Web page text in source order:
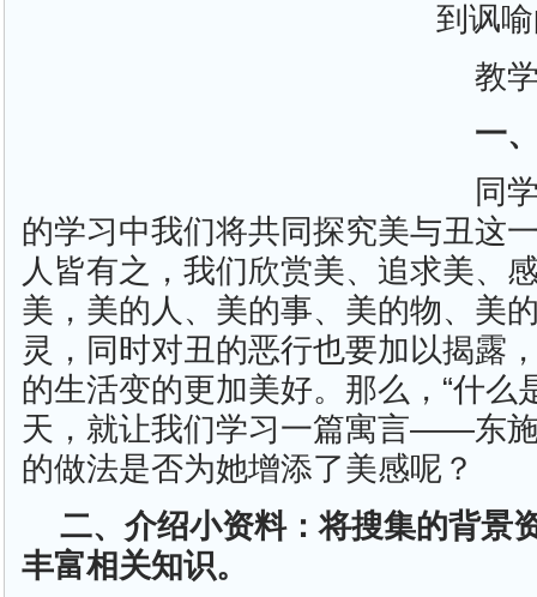
到讽
教
一
同
的学习中我们将共同探究美与丑这
人皆有之，我们欣赏美、追求美、
美，美的人、美的事、美的物、美
灵，同时对丑的恶行也要加以揭露
的生活变的更加美好。那么，“什么
天，就让我们学习一篇寓言——东
的做法是否为她增添了美感呢？
二、介绍小资料：将搜集的背景
丰富相关知识。